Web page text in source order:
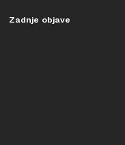
Zadnje objave